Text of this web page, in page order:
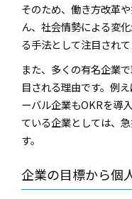
そのため、働き方改革
ん、社会情勢による変
る手法として注目されて
また、多くの有名企業
目される理由です。例
ーバル企業もOKRを導
ている企業としては、
す。
企業の目標から個